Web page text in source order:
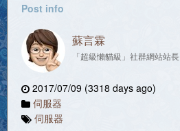
Post info
蘇言霖
「超級懶貓級」社群網站站長
2017/07/09 (3318 days ago)
伺服器
伺服器